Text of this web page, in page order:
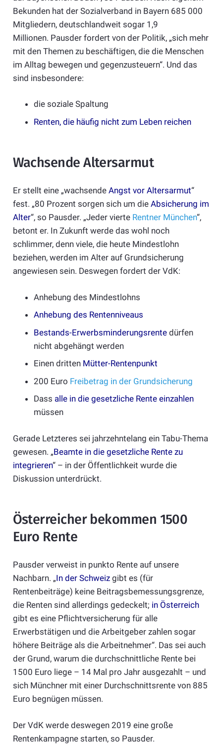
Bekunden hat der Sozialverband in Bayern 685 000
Mitgliedern, deutschlandweit sogar 1,9
Millionen. Pausder fordert von der Politik, „sich mehr
mit den Themen zu beschäftigen, die die Menschen
im Alltag bewegen und gegenzusteuern“. Und das
sind insbesondere:
die soziale Spaltung
Renten, die häufig nicht zum Leben reichen
Wachsende Altersarmut
Er stellt eine „wachsende Angst vor Altersarmut“
fest. „80 Prozent sorgen sich um die Absicherung im
Alter“, so Pausder. „Jeder vierte Rentner München“,
betont er. In Zukunft werde das wohl noch
schlimmer, denn viele, die heute Mindestlohn
beziehen, werden im Alter auf Grundsicherung
angewiesen sein. Deswegen fordert der VdK:
Anhebung des Mindestlohns
Anhebung des Rentenniveaus
Bestands-Erwerbsminderungsrente dürfen
nicht abgehängt werden
Einen dritten Mütter-Rentenpunkt
200 Euro Freibetrag in der Grundsicherung
Dass alle in die gesetzliche Rente einzahlen
müssen
Gerade Letzteres sei jahrzehntelang ein Tabu-Thema
gewesen. „Beamte in die gesetzliche Rente zu
integrieren“ – in der Öffentlichkeit wurde die
Diskussion unterdrückt.
Österreicher bekommen 1500
Euro Rente
Pausder verweist in punkto Rente auf unsere
Nachbarn. „In der Schweizgibt es (für
Rentenbeiträge) keine Beitragsbemessungsgrenze,
die Renten sind allerdings gedeckelt; in Österreich
gibt es eine Pflichtversicherung für alle
Erwerbstätigen und die Arbeitgeber zahlen sogar
höhere Beiträge als die Arbeitnehmer“. Das sei auch
der Grund, warum die durchschnittliche Rente bei
1500 Euro liege – 14 Mal pro Jahr ausgezahlt – und
sich Münchner mit einer Durchschnittsrente von 885
Euro begnügen müssen.
Der VdK werde deswegen 2019 eine große
Rentenkampagne starten, so Pausder.